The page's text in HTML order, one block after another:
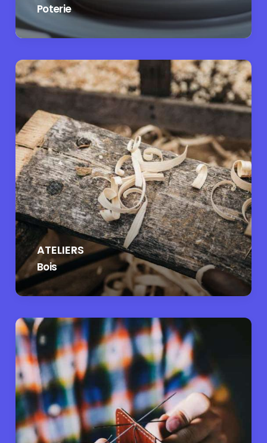
Poterie
ATELIERS
Bois